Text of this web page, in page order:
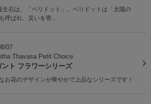
生石は、「ペリドット」。ペリドットは「太陽の
呼ばれ、災いを寄...
07
Thavasa Petit Choice
ント フラワーシリーズ
お花のデザインが華やかで上品なシリーズです！